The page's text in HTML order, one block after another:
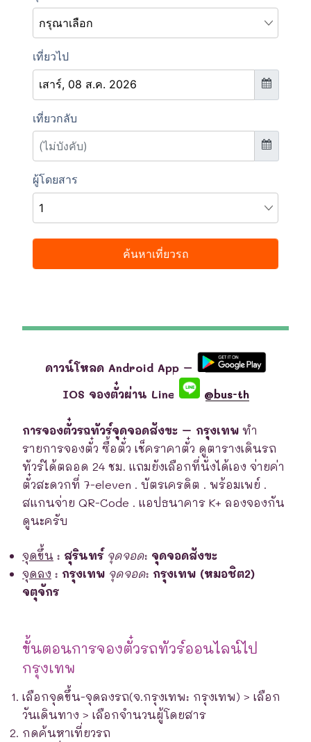
ดาวน์โหลด Android App –
IOS จองตั๋วผ่าน Line
@bus-th
การจองตั๋วรถทัวร์จุดจอดสังขะ – กรุงเทพ ทำ
รายการจองตั๋ว ซื้อตั๋ว เช็คราคาตั๋ว ดูตารางเดินรถ
ทัวร์ได้ตลอด 24 ชม. แถมยังเลือกที่นั่งได้เอง จ่ายค่า
ตั๋วสะดวกที่ 7-eleven . บัตรเครดิต . พร้อมเพย์ .
สแกนจ่าย QR-Code . แอปธนาคาร K+ ลองจองกัน
ดูนะครับ
จุดขึ้น : สุรินทร์ จุดจอด: จุดจอดสังขะ
จุดลง : กรุงเทพ จุดจอด: กรุงเทพ (หมอชิต2)
จตุจักร
ขั้นตอนการจองตั๋วรถทัวร์ออนไลน์ไป
กรุงเทพ
เลือกจุดขึ้น-จุดลงรถ(จ.กรุงเทพ: กรุงเทพ) > เลือก
วันเดินทาง > เลือกจำนวนผู้โดยสาร
กดค้นหาเที่ยวรถ